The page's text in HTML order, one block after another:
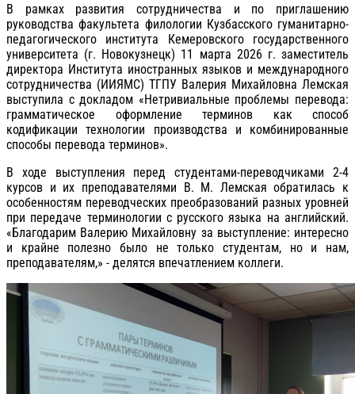
В рамках развития сотрудничества и по приглашению
руководства факультета филологии Кузбасского гуманитарно-
педагогического института Кемеровского государственного
университета (г. Новокузнецк) 11 марта 2026 г. заместитель
директора Института иностранных языков и международного
сотрудничества (ИИЯМС) ТГПУ Валерия Михайловна Лемская
выступила с докладом «Нетривиальные проблемы перевода:
грамматическое оформление терминов как способ
кодификации технологии производства и комбинированные
способы перевода терминов».
В ходе выступления перед студентами-переводчиками 2-4
курсов и их преподавателями В. М. Лемская обратилась к
особенностям переводческих преобразований разных уровней
при передаче терминологии с русского языка на английский.
«Благодарим Валерию Михайловну за выступление: интересно
и крайне полезно было не только студентам, но и нам,
преподавателям,» - делятся впечатлением коллеги.